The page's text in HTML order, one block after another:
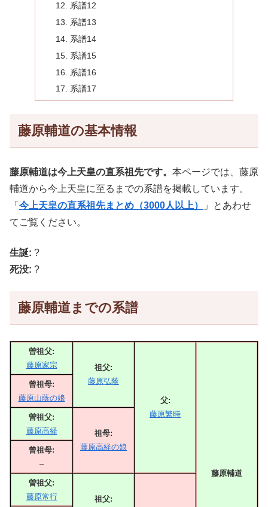
系譜12
系譜13
系譜14
系譜15
系譜16
系譜17
藤原輔道の基本情報
藤原輔道は今上天皇の直系祖先です。 本ページでは、藤原
輔道から今上天皇に至るまでの系譜を掲載しています。
「 今上天皇の直系祖先まとめ（3000人以上）
」とあわせ
てご覧ください。
生誕: ?
死没: ?
藤原輔道までの系譜
曽祖父:
藤原家宗
祖父:
藤原弘蔭
父:
藤原繁時
藤原輔道
曾祖母:
藤原山蔭の娘
曽祖父:
藤原高経
祖母:
藤原高経の娘
曾祖母:
–
曽祖父:
藤原常行
祖父: